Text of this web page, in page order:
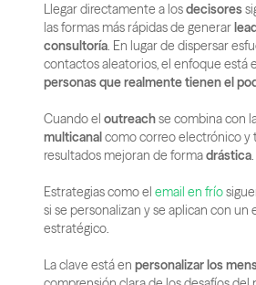
Llegar directamente a los decisores
las formas más rápidas de generar
consultoría. En lugar de dispersar
contactos aleatorios, el enfoque está
personas que realmente tienen el
Cuando el outreach se combina con
multicanal como correo electrónico y
resultados mejoran de forma drástica.
Estrategias como el email en frío
si se personalizan y se aplican con un
estratégico.
La clave está en personalizar los